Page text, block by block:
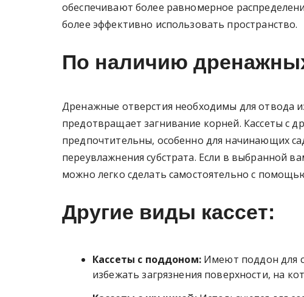
обеспечивают более равномерное
более эффективно использовать пространство.
По наличию
Дренажные отверстия необходимы для отвода
предотвращает загнивание корней. Кассеты с
предпочтительны, особенно для начинающих
переувлажнения субстрата. Если в выбранной
можно легко сделать самостоятельно с
Другие виды кассет:
Кассеты с поддоном:Имеют поддон для
избежать загрязнения поверхности, на